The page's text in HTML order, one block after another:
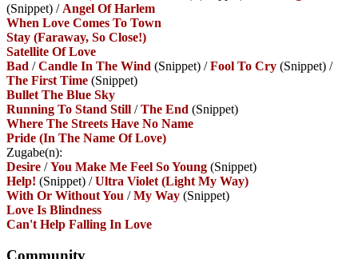
(Snippet) / Angel Of Harlem
When Love Comes To Town
Stay (Faraway, So Close!)
Satellite Of Love
Bad /Candle In The Wind (Snippet) /Fool To Cry (Snippet) /
The First Time (Snippet)
Bullet The Blue Sky
Running To Stand Still /The End (Snippet)
Where The Streets Have No Name
Pride (In The Name Of Love)
Zugabe(n):
Desire /You Make Me Feel So Young (Snippet)
Help! (Snippet) /Ultra Violet (Light My Way)
With Or Without You /My Way (Snippet)
Love Is Blindness
Can't Help Falling In Love
Community